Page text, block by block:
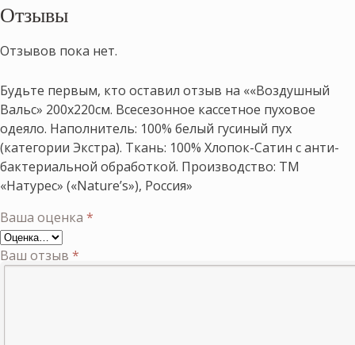
Отзывы
Отзывов пока нет.
Будьте первым, кто оставил отзыв на ««Воздушный
Вальс» 200х220см. Всесезонное кассетное пуховое
одеяло. Наполнитель: 100% белый гусиный пух
(категории Экстра). Ткань: 100% Хлопок-Сатин с анти-
бактериальной обработкой. Производство: ТМ
«Натурес» («Nature’s»), Россия»
Ваша оценка *
Ваш отзыв *